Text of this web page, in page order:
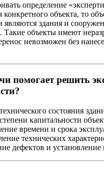
определение
конкретного объекта, то
здания и
Такие объекты имеют
невозможен без
помогает решить
состояния
капитальности
времени и срока
технических
дефектов и установление